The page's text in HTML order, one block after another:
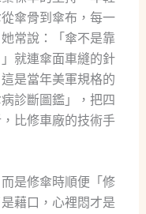
傘骨到傘布，每一
常說：「傘不是靠
就連傘面車縫的針
是當年美軍規格的
診斷圖鑑」，把四
比修車廠的技術手
是修傘時順便「修
藉口，心裡悶才是